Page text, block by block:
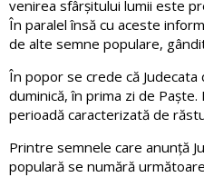
venirea sfârșitului lumii este
În paralel însă cu aceste
de alte semne populare,
În popor se crede că
duminică, în prima zi de
perioadă caracterizată de
Printre semnele care anunță
populară se numără